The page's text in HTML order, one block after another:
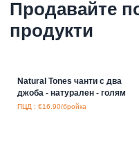
Продавайте
продукти
Natural Tones чанти с два
джоба - натурален - голям
ПЦД : €16.90/бройка